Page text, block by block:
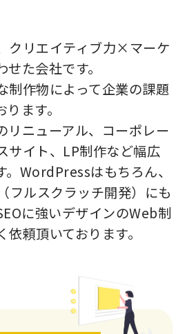
クリエイティブ力×マーケ
た会社です。
制作物によって企業の課題
ます。
リニューアル、コーポレー
サイト、LP制作など幅広
。WordPressはもちろん、
フルスクラッチ開発）にも
に強いデザインのWeb制
頼頂いております。